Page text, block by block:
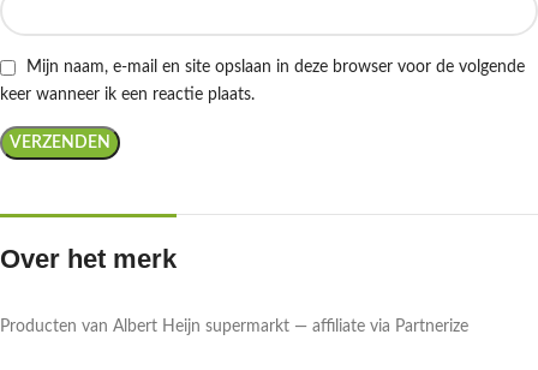
Mijn naam, e-mail en site opslaan in deze browser voor de volgende
keer wanneer ik een reactie plaats.
Over het merk
Producten van Albert Heijn supermarkt — affiliate via Partnerize